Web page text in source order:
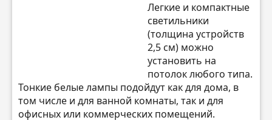
Легкие и компактные
светильники
(толщина устройств
2,5 см) можно
установить на
потолок любого типа.
Тонкие белые лампы подойдут как для дома, в
том числе и для ванной комнаты, так и для
офисных или коммерческих помещений.